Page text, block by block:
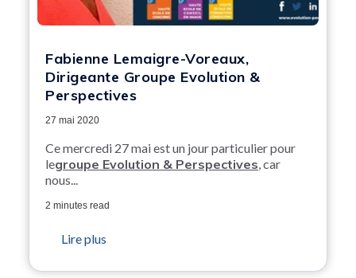
Fabienne Lemaigre-Voreaux,
Dirigeante Groupe Evolution &
Perspectives
27 mai 2020
Ce mercredi 27 mai est un jour particulier pour
legroupe Evolution & Perspectives, car
nous...
2 minutes read
Lire plus